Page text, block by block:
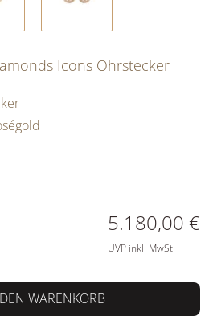
Icons Ohrstecker
5.180,00 €
UVP inkl. MwSt.
WARENKORB